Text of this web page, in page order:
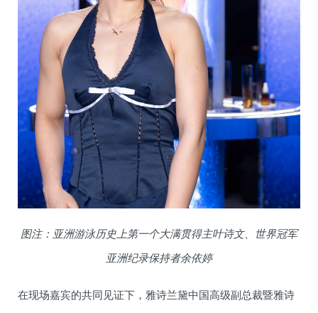
图注：亚洲游泳历史上第一个大满贯得主叶诗文、世界冠军
亚洲纪录保持者余依婷
在现场嘉宾的共同见证下，雅诗兰黛中国高级副总裁暨雅诗